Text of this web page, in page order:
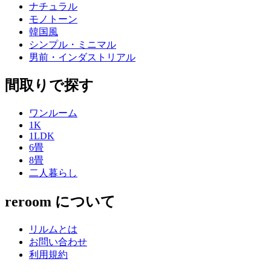
ナチュラル
モノトーン
韓国風
シンプル・ミニマル
男前・インダストリアル
間取りで探す
ワンルーム
1K
1LDK
6畳
8畳
二人暮らし
reroom について
リルムとは
お問い合わせ
利用規約